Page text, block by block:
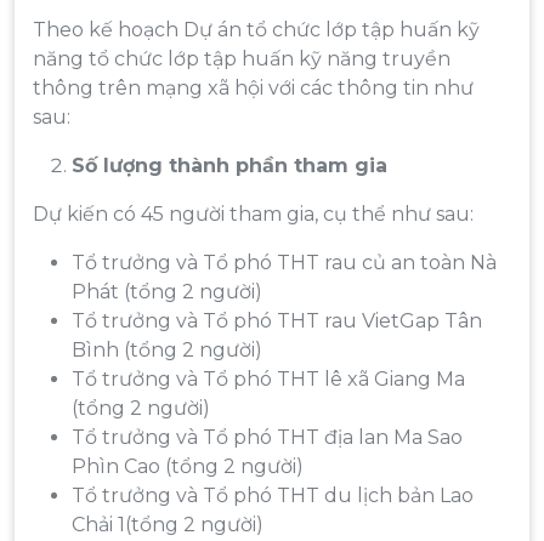
Theo kế hoạch Dự án tổ chức lớp tập huấn kỹ
năng tổ chức lớp tập huấn kỹ năng truyền
thông trên mạng xã hội với các thông tin như
sau:
Số lượng thành phần tham gia
Dự kiến có 45 người tham gia, cụ thể như sau:
Tổ trưởng và Tổ phó THT rau củ an toàn Nà
Phát (tổng 2 người)
Tổ trưởng và Tổ phó THT rau VietGap Tân
Bình (tổng 2 người)
Tổ trưởng và Tổ phó THT lê xã Giang Ma
(tổng 2 người)
Tổ trưởng và Tổ phó THT địa lan Ma Sao
Phìn Cao (tổng 2 người)
Tổ trưởng và Tổ phó THT du lịch bản Lao
Chải 1(tổng 2 người)